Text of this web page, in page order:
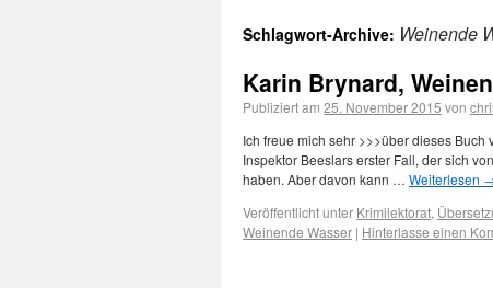
Schlagwort-Archive: Weinende
Karin Brynard,
Publiziert am 25. November 2015 von
Ich freue mich sehr >>>über dieses
Inspektor Beeslars erster Fall, der sich
haben. Aber davon kann … Weiterlesen
Veröffentlicht unter Krimilektorat,
Weinende Wasser | Hinterlasse einen